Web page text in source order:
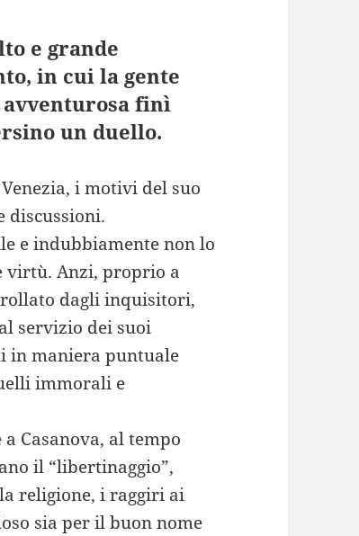
e grande
in cui la gente
avventurosa finì
un duello.
i motivi del suo
discussioni.
e indubbiamente non lo
virtù. Anzi, proprio a
dagli inquisitori,
servizio dei suoi
in maniera puntuale
immorali e
Casanova, al tempo
il “libertinaggio”,
religione, i raggiri ai
sia per il buon nome